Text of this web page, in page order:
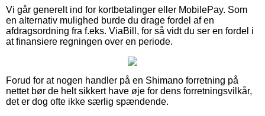
Vi går generelt ind for kortbetalinger eller MobilePay. Som
en alternativ mulighed burde du drage fordel af en
afdragsordning fra f.eks. ViaBill, for så vidt du ser en fordel i
at finansiere regningen over en periode.
Forud for at nogen handler på en Shimano forretning på
nettet bør de helt sikkert have øje for dens forretningsvilkår,
det er dog ofte ikke særlig spændende.